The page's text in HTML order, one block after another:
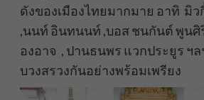
ดังของเมืองไทยมากมาย อาทิ มิว
,นนท์ อินทนนท์ ,บอส ชนกันต์ พูนศิ
องอาจ , ปานธนพร แวกประยูร ฯ
บวงสรวงกันอย่างพร้อมเพรียง